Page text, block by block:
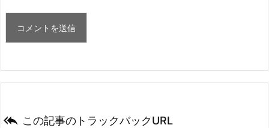
 この記事のトラックバックURL